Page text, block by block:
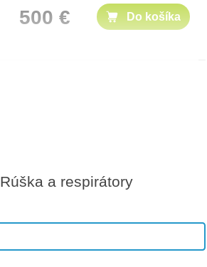
500 € Do košíka
50 € Do košíka
Rúška a respirátory